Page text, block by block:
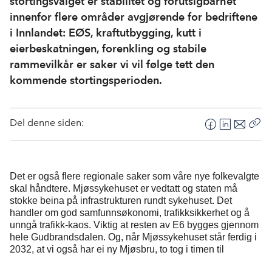
innenfor flere områder avgjørende for bedriftene
i Innlandet: EØS, kraftutbygging, kutt i
eierbeskatningen, forenkling og stabile
rammevilkår er saker vi vil følge tett den
kommende stortingsperioden.
Del denne siden:
F
a
e
b
o
o
k
L
i
k
e
d
I
n
E
-
o
s
Det er også flere regionale saker som våre nye folkevalgte
skal håndtere. Mjøssykehuseter vedtatt og staten må
stokke beina på infrastrukturen rundt sykehuset. Det
handler om god samfunnsøkonomi, trafikksikkerhetog å
unngå trafikk-kaos. Viktig at resten av E6 bygges gjennom
hele Gudbrandsdalen. Og, når Mjøssykehusetstår ferdig i
2032, at vi også har ei ny Mjøsbru, to tog i timen til